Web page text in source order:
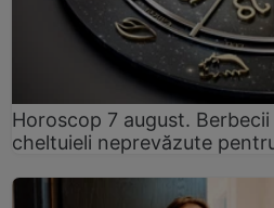
Horoscop 7 august.
cheltuieli neprevăzute